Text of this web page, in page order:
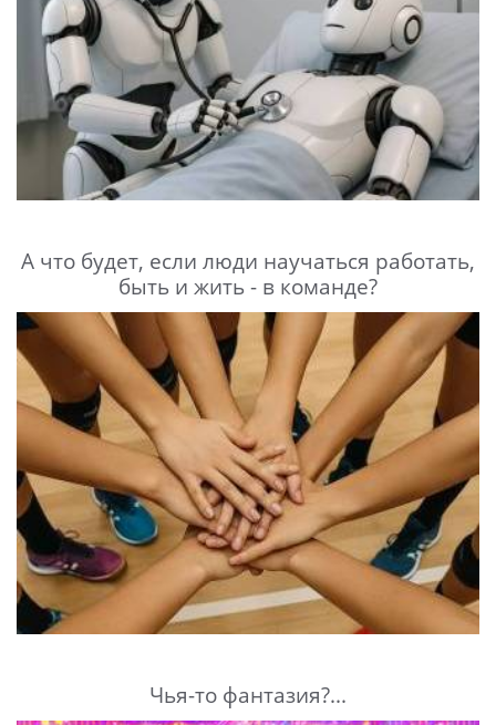
А что будет, если люди научаться работать,
быть и жить - в команде?
Чья-то фантазия?...